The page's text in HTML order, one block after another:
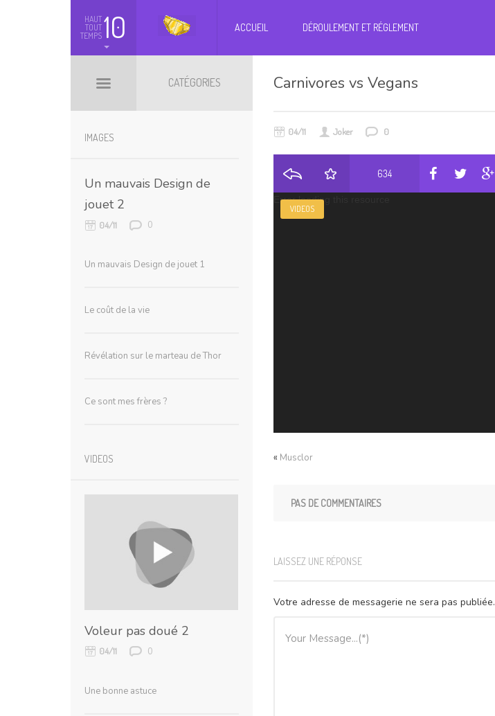
HAUT
TOUT
TEMPS 10 ACCUEIL DÉROULEMENT ET RÉGLEMENT
Carnivores vs Vegans
04/11 Joker 0
634
VIDEOS
Lecteur
vidéo
Error loading this resource
« Musclor
PAS DE COMMENTAIRES
LAISSEZ UNE RÉPONSE
Votre adresse de messagerie ne sera pas publiée.
BILLETS HOT
CATÉGORIES
IMAGES
Un mauvais Design de
jouet 2
04/11 0
Un mauvais Design de jouet 1
Le coût de la vie
Révélation sur le marteau de Thor
Ce sont mes frères ?
VIDEOS
Voleur pas doué 2
04/11 0
Une bonne astuce